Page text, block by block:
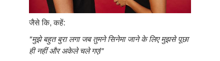
जैसे कि, कहें:
"मुझे बहुत बुरा लगा जब तुमने सिनेमा जाने के लिए मुझसे पूछा
ही नहीं और अकेले चले गएI"